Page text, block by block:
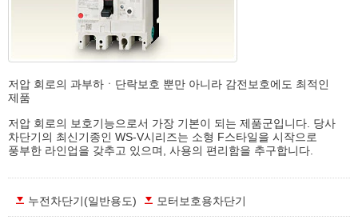
저압 회로의 과부하ㆍ단락보호 뿐만 아니라 감전보호에도 최적인
제품
저압 회로의 보호기능으로서 가장 기본이 되는 제품군입니다. 당사
차단기의 최신기종인 WS-V시리즈는 소형 F스타일을 시작으로
풍부한 라인업을 갖추고 있으며, 사용의 편리함을 추구합니다.
누전차단기(일반용도) 모터보호용차단기